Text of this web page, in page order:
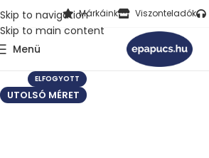
Skip to navigation
Skip to main content
Márkáink Viszonteladók
Menü
ELFOGYOTT
UTOLSÓ MÉRET